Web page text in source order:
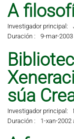
A
Investigador principal:
Duración :
9-mar-
súa
Investigador principal:
Duración :
1-xan-2002